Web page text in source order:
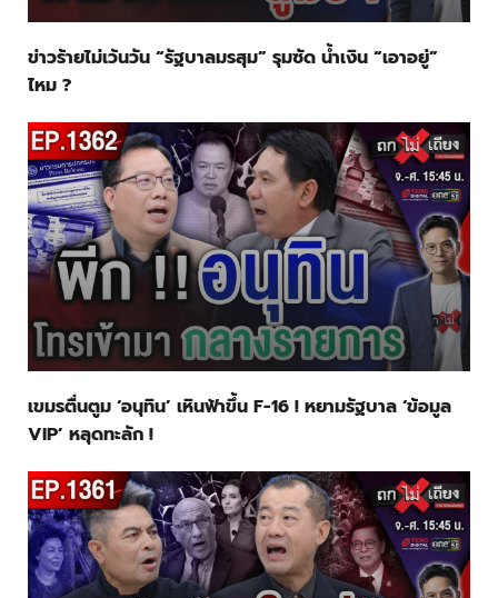
ข่าวร้ายไม่เว้นวัน “รัฐบาลมรสุม” รุมซัด น้ำเงิน “เอาอยู่”
ไหม ?
เขมรตื่นตูม ‘อนุทิน’ เหินฟ้าขึ้น F-16 ! หยามรัฐบาล ‘ข้อมูล
VIP’ หลุดทะลัก !